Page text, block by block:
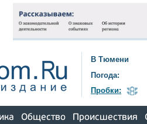
В Тюмени
Погода:
Пробки:
Общество Происшествия